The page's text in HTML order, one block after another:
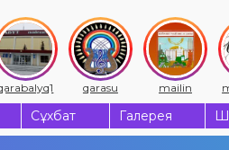
qarasu mailin
Сұхбат Галерея